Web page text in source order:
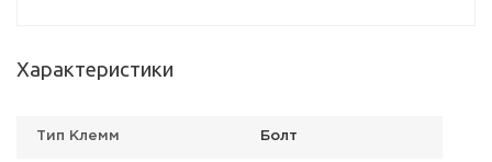
Характеристики
Тип Клемм Болт